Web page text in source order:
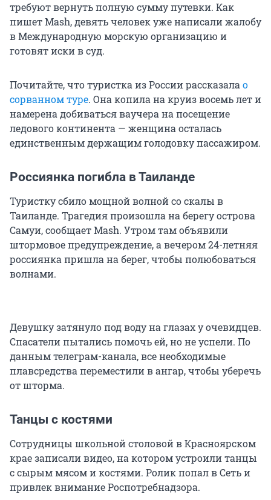
требуют вернуть полную сумму путевки. Как
пишет Mash, девять человек уже написали жалобу
в Международную морскую организацию и
готовят иски в суд.
Почитайте, что туристка из России рассказалао
сорванном туре. Она копила на круиз восемь лет и
намерена добиваться ваучера на посещение
ледового континента — женщина осталась
единственным держащим голодовку пассажиром.
Россиянка погибла в Таиланде
Туристку сбило мощной волной со скалы в
Таиланде. Трагедия произошла на берегу острова
Самуи, сообщает Mash. Утром там объявили
штормовое предупреждение, а вечером 24-летняя
россиянка пришла на берег, чтобы полюбоваться
волнами.
Девушку затянуло под воду на глазах у очевидцев.
Спасатели пытались помочь ей, но не успели. По
данным телеграм-канала, все необходимые
плавсредства переместили в ангар, чтобы уберечь
от шторма.
Танцы с костями
Сотрудницы школьной столовой в Красноярском
крае записали видео, на котором устроили танцы
с сырым мясом и костями. Ролик попал в Сеть и
привлек внимание Роспотребнадзора.